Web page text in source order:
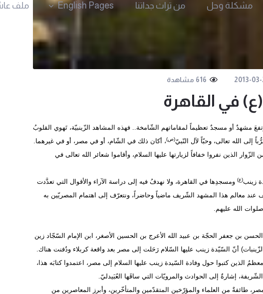
مشكلة وحل من تراث جداتنا English Pages ملف
2013-
في القاهرة
مشهدٌ أو مسجدٌ تعظيماً لمقاماتهم الشّامخة.. فهذه المشاهد الزّينبيّة، تَهوي القلوبُ
إلى الله تعالى، وحبّاً لآل النّبيّ(ص)، أكان ذلك في الشّام، أو في مصر، أو في غيرهما.
الذين نفروا خفافاً لزيارتها عليها السلام، وأقاموا شعائر الله تعالى في
زينب(ع) ومسجدِها في القاهرة، ولا نهدفُ فيه إلى دراسة الآراء والأقوال التي تعدَّدت
عند معالم هذا المشهد الشّريف ماضياً وحاضراً، ونتعرّف إلى اهتمام المصريّين به
الله عليهم.
بن جعفر الحجّة بن عبيد الله الأعرج بن الحسين الأصغر، ابن الإمام السّجّاد زين
في كتابه (أخبار الزّينبات) أنّ السّيّدة زينب عليها السّلام رَحَلت إلى مصر بعد واقعة كربلاء ودُفنت هناك.
الذين كتبوا حول وفادة السّيدة زينب عليها السلام إلى مصر، اعتمدوا كتابَه هذا،
إشارةٌ إلى الحوادث والمرويّات التي ساقَها العُبَيدليّ.
طائفةٌ من العلماء والمؤرّخين المتقدّمين والمتأخّرين، وأبرز المعاصرين من